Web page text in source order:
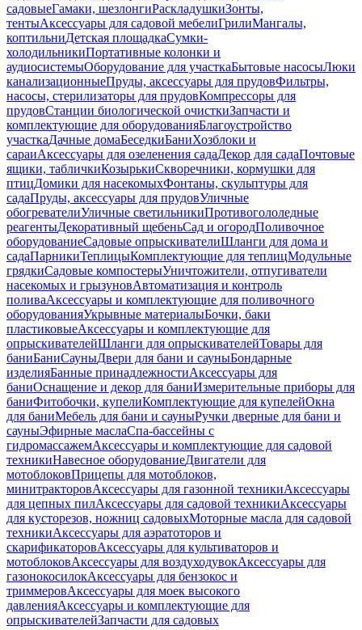
садовыеГамаки, шезлонгиРаскладушкиЗонты,
тентыАксессуары для садовой мебелиГрилиМангалы,
коптильниДетская площадкаСумки-
холодильникиПортативные колонки и
аудиосистемыОборудование для участкаБытовые насосыЛюки
канализационныеПруды, аксессуары для прудовФильтры,
насосы, стерилизаторы для прудовКомпрессоры для
прудовСтанции биологической очисткиЗапчасти и
комплектующие для оборудованияБлагоустройство
участкаДачные домаБеседкиБаниХозблоки и
сараиАксессуары для озеленения садаДекор для садаПочтовые
ящики, табличкиКозырькиСкворечники, кормушки для
птицДомики для насекомыхФонтаны, скульптуры для
садаПруды, аксессуары для прудовУличные
обогревателиУличные светильникиПротивогололедные
реагентыДекоративный щебеньСад и огородПоливочное
оборудованиеСадовые опрыскивателиШланги для дома и
садаПарникиТеплицыКомплектующие для теплицМодульные
грядкиСадовые компостерыУничтожители, отпугиватели
насекомых и грызуновАвтоматизация и контроль
поливаАксессуары и комплектующие для поливочного
оборудованияУкрывные материалыБочки, баки
пластиковыеАксессуары и комплектующие для
опрыскивателейШланги для опрыскивателейТовары для
баниБаниСауныДвери для бани и сауныБондарные
изделияБанные принадлежностиАксессуары для
баниОснащение и декор для баниИзмерительные приборы для
баниФитобочки, купелиКомплектующие для купелейОкна
для баниМебель для бани и сауныРучки дверные для бани и
сауныЭфирные маслаСпа-бассейны с
гидромассажемАксессуары и комплектующие для садовой
техникиНавесное оборудованиеДвигатели для
мотоблоковПрицепы для мотоблоков,
минитракторовАксессуары для газонной техникиАксессуары
для цепных пилАксессуары для садовой техникиАксессуары
для кусторезов, ножниц садовыхМоторные масла для садовой
техникиАксессуары для аэратоторов и
скарификаторовАксессуары для культиваторов и
мотоблоковАксессуары для воздуходувокАксессуары для
газонокосилокАксессуары для бензокос и
триммеровАксессуары для моек высокого
давленияАксессуары и комплектующие для
опрыскивателейЗапчасти для садовых